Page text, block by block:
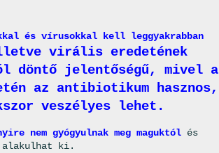
és vírusokkal kell leggyakrabban
virális eredetének
döntő jelentőségű, mivel a
az antibiotikum hasznos,
veszélyes lehet.
nem gyógyulnak meg maguktól és
alakulhat ki.